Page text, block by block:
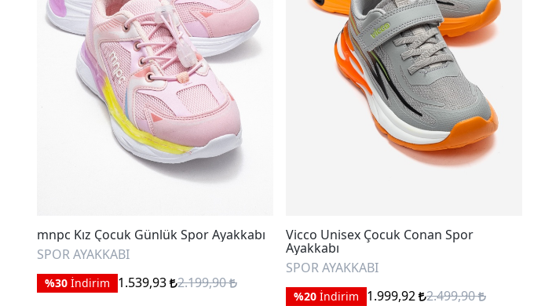
mnpc Kız Çocuk Günlük Spor Ayakkabı
SPOR AYAKKABI
%30 İndirim 1.539,93 2.199,90
Vicco Unisex Çocuk Conan Spor
Ayakkabı
SPOR AYAKKABI
%20 İndirim 1.999,92 2.499,90